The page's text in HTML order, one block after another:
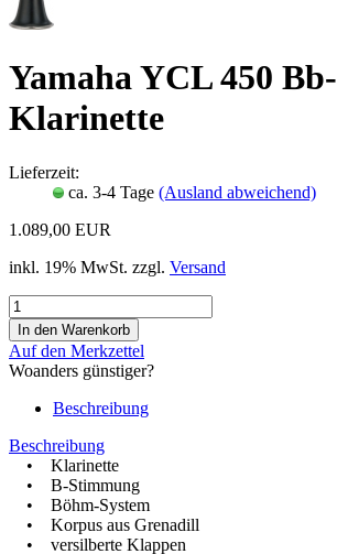
Yamaha YCL 450 Bb-
Klarinette
Lieferzeit:
ca. 3-4 Tage (Ausland abweichend)
1.089,00 EUR
inkl. 19% MwSt. zzgl. Versand
Auf den Merkzettel
Woanders günstiger?
Beschreibung
Beschreibung
• Klarinette
• B-Stimmung
• Böhm-System
• Korpus aus Grenadill
• versilberte Klappen